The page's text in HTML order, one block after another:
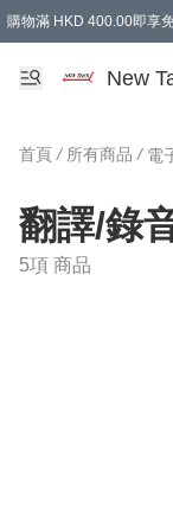
購物滿 HKD 400.00即享
New
首頁 / 所有商品 / 電
翻譯/錄
5項 商品